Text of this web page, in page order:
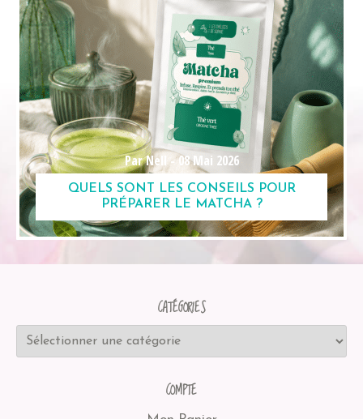
Par Nell -08 Mai 2026
QUELS SONT LES CONSEILS POUR
PRÉPARER LE MATCHA ?
CATÉGORIES
COMPTE